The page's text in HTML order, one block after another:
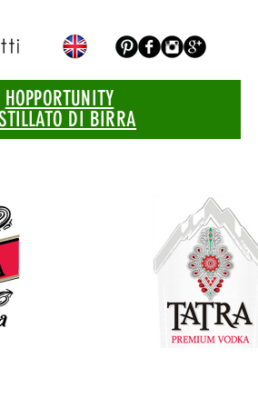
HOPPORTUNITY
DI BIRRA